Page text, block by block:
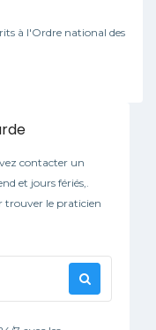
à l'Ordre national des
contacter un
et jours fériés,.
trouver le praticien